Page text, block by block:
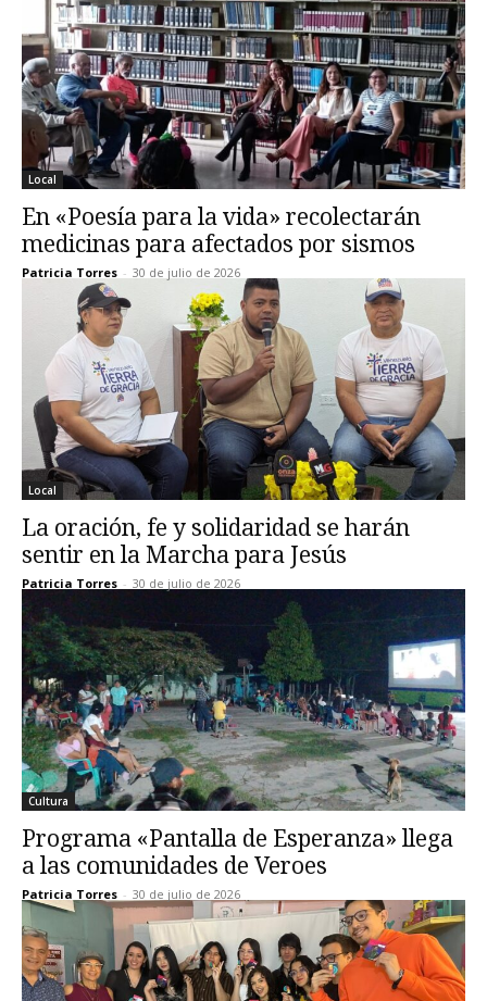
Local
En «Poesía para la vida» recolectarán
medicinas para afectados por sismos
Patricia Torres - 30 de julio de 2026
Local
La oración, fe y solidaridad se harán
sentir en la Marcha para Jesús
Patricia Torres - 30 de julio de 2026
Cultura
Programa «Pantalla de Esperanza» llega
a las comunidades de Veroes
Patricia Torres - 30 de julio de 2026